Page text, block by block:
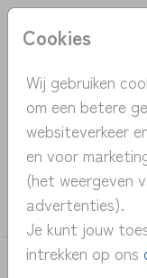
Cookies
Wij gebruiken
om een betere
websiteverkeer
en voor
(het weergeven
advertenties).
Je kunt jouw
intrekken op ons
OMSCHRIJVING
rond
bootje op het
COLLECTIE
Bijzondere-vormen
DEZE